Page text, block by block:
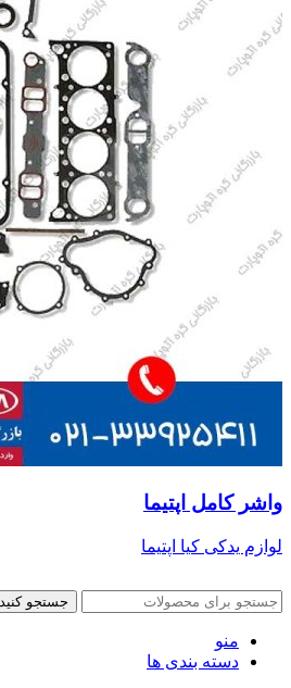
واشر کامل اپتیما
لوازم یدکی کیا اپتیما
جستجو کنید
منو
دسته بندی ها